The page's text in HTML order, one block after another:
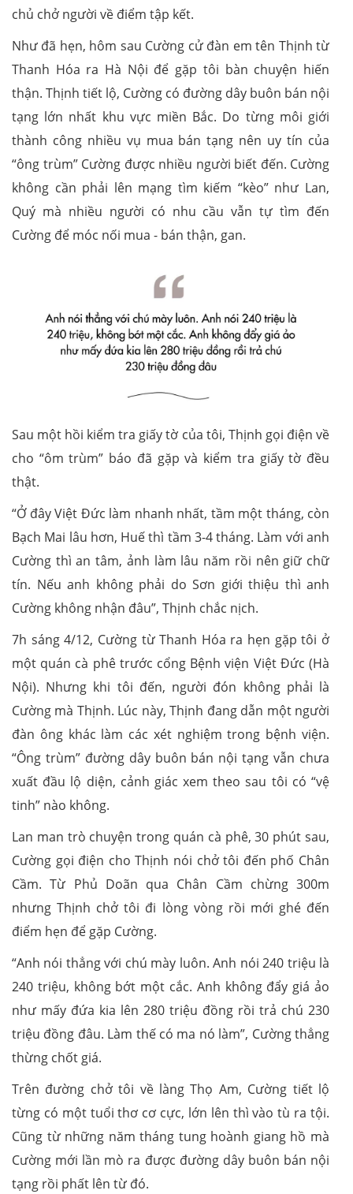
chủ chở người về điểm tập kết.
Như đã hẹn, hôm sau Cường cử đàn em tên Thịnh từ
Thanh Hóa ra Hà Nội để gặp tôi bàn chuyện hiến
thận. Thịnh tiết lộ, Cường có đường dây buôn bán nội
tạng lớn nhất khu vực miền Bắc. Do từng môi giới
thành công nhiều vụ mua bán tạng nên uy tín của
“ông trùm” Cường được nhiều người biết đến. Cường
không cần phải lên mạng tìm kiếm “kèo” như Lan,
Quý mà nhiều người có nhu cầu vẫn tự tìm đến
Cường để móc nối mua - bán thận, gan.
Sau một hồi kiểm tra giấy tờ của tôi, Thịnh gọi điện về
cho “ôm trùm” báo đã gặp và kiểm tra giấy tờ đều
thật.
“Ở đây Việt Đức làm nhanh nhất, tầm một tháng, còn
Bạch Mai lâu hơn, Huế thì tầm 3-4 tháng. Làm với anh
Cường thì an tâm, ảnh làm lâu năm rồi nên giữ chữ
tín. Nếu anh không phải do Sơn giới thiệu thì anh
Cường không nhận đâu”, Thịnh chắc nịch.
7h sáng 4/12, Cường từ Thanh Hóa ra hẹn gặp tôi ở
một quán cà phê trước cổng Bệnh viện Việt Đức (Hà
Nội). Nhưng khi tôi đến, người đón không phải là
Cường mà Thịnh. Lúc này, Thịnh đang dẫn một người
đàn ông khác làm các xét nghiệm trong bệnh viện.
“Ông trùm” đường dây buôn bán nội tạng vẫn chưa
xuất đầu lộ diện, cảnh giác xem theo sau tôi có “vệ
tinh” nào không.
Lan man trò chuyện trong quán cà phê, 30 phút sau,
Cường gọi điện cho Thịnh nói chở tôi đến phố Chân
Cầm. Từ Phủ Doãn qua Chân Cầm chừng 300m
nhưng Thịnh chở tôi đi lòng vòng rồi mới ghé đến
điểm hẹn để gặp Cường.
“Anh nói thẳng với chú mày luôn. Anh nói 240 triệu là
240 triệu, không bớt một cắc. Anh không đẩy giá ảo
như mấy đứa kia lên 280 triệu đồng rồi trả chú 230
triệu đồng đâu. Làm thế có ma nó làm”, Cường thẳng
thừng chốt giá.
Trên đường chở tôi về làng Thọ Am, Cường tiết lộ
từng có một tuổi thơ cơ cực, lớn lên thì vào tù ra tội.
Cũng từ những năm tháng tung hoành giang hồ mà
Cường mới lần mò ra được đường dây buôn bán nội
tạng rồi phất lên từ đó.